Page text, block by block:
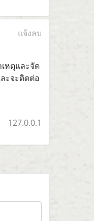
แจ้งลบ
หตุและจัด
ะจะติดต่อ
127.0.0.1